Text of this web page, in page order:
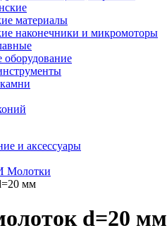
материалы
наконечники и микромоторы
оборудование
и аксессуары
Молотки
мм
d=20 мм